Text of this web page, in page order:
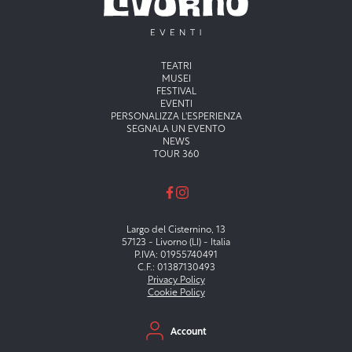
Menu principaleTEATRI
MUSEI
FESTIVAL
EVENTI
PERSONALIZZA L'ESPERIENZA
SEGNALA UN EVENTO
NEWS
TOUR 360
Largo del Cisternino, 13
57123 - Livorno (LI) - Italia
P.IVA: 01955740491
C.F.: 01387130493
Privacy Policy
Cookie Policy
Menu secondario
Account